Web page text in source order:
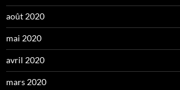
août 2020
mai 2020
avril 2020
mars 2020